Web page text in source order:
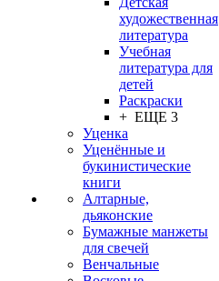
художественная
литература
Учебная
литература для
детей
Раскраски
+ ЕЩЕ 3
Уценка
Уценённые и
букинистические
книги
Алтарные,
дьяконские
Бумажные манжеты
для свечей
Венчальные